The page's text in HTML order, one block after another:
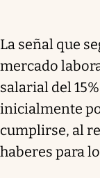
La señal que
mercado
salarial del
inicialmente
cumplirse, al
haberes para